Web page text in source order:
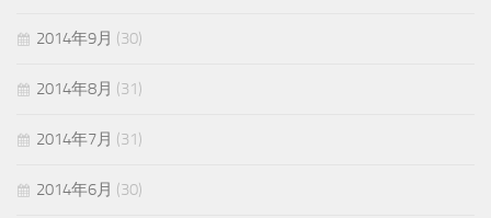
2014年9月 (30)
2014年8月 (31)
2014年7月 (31)
2014年6月 (30)